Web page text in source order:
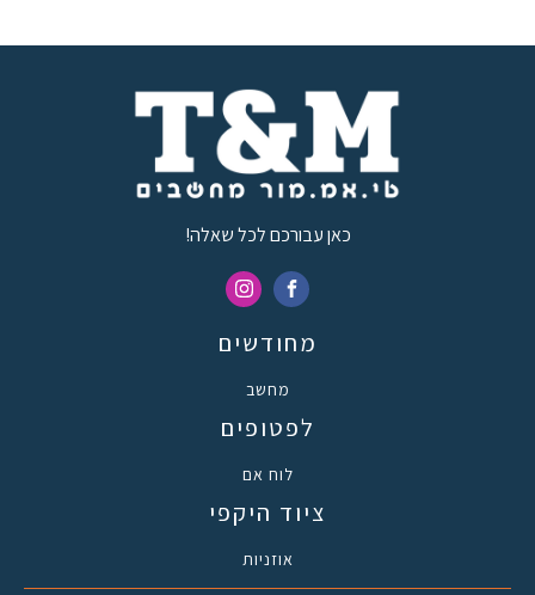
כאן עבורכם לכל שאלה!
מחודשים
מחשב
לפטופים
לוח אם
ציוד היקפי
אוזניות